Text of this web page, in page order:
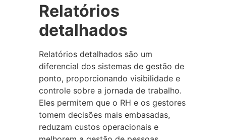
Relatórios
detalhados
Relatórios detalhados são um
diferencial dos sistemas de gestão de
ponto, proporcionando visibilidade e
controle sobre a jornada de trabalho.
Eles permitem que o RH e os gestores
tomem decisões mais embasadas,
reduzam custos operacionais e